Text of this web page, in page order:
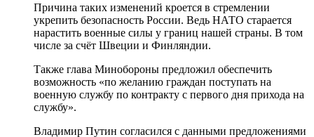
Причина таких изменений кроется в стремлении
укрепить безопасность России. Ведь НАТО старается
нарастить военные силы у границ нашей страны. В том
числе за счёт Швеции и Финляндии.
Также глава Минобороны предложил обеспечить
возможность «по желанию граждан поступать на
военную службу по контракту с первого дня прихода на
службу».
Владимир Путин согласился с данными предложениями